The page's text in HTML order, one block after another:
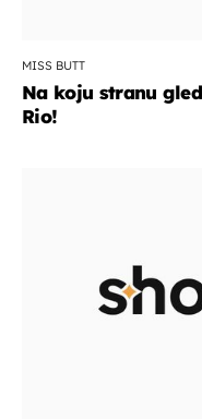
MISS BUTT
Na koju stranu
Rio!